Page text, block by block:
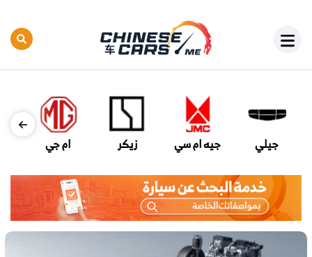
جيلي جيه ام سي زيكر ام جي